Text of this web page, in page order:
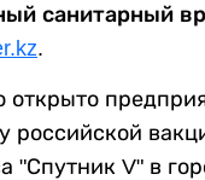
санитарный
.
открыто
российской
"Спутник V" в